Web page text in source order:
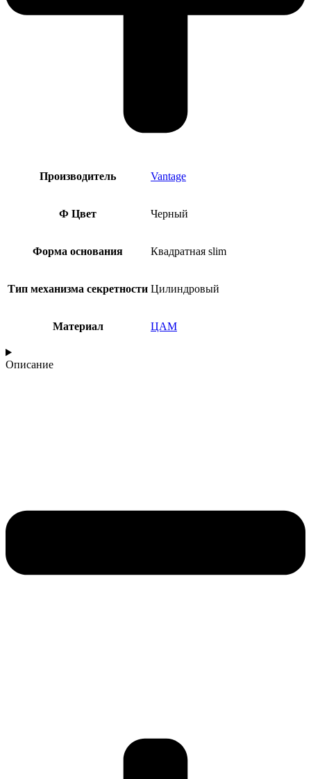
Производитель Vantage
Ф Цвет Черный
Форма основания Квадратная slim
Тип механизма секретности Цилиндровый
Материал ЦАМ
Описание